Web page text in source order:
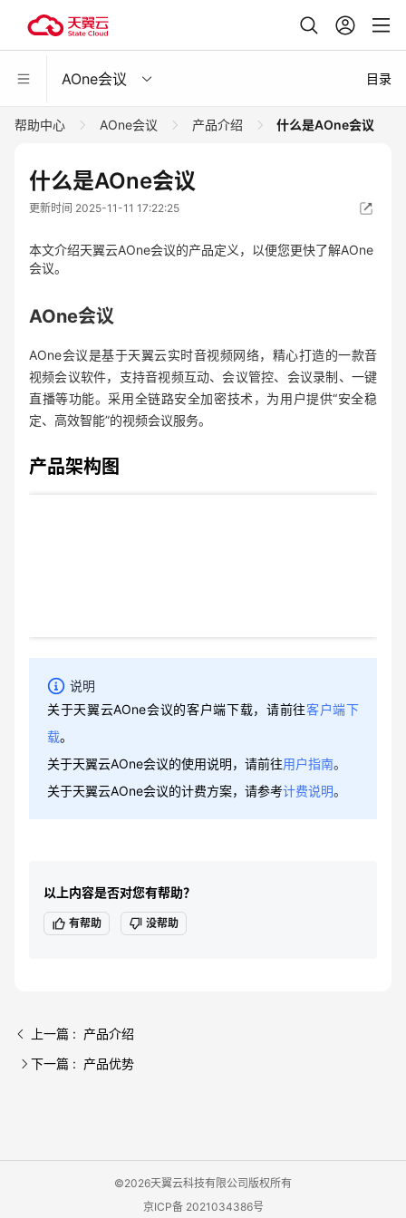
AOne会议 目录
帮助中心 AOne会议 产品介绍 什么是AOne会议
什么是AOne会议
更新时间 2025-11-11 17:22:25
本文介绍天翼云AOne会议的产品定义，以便您更快了解AOne
会议。
AOne会议
AOne会议是基于天翼云实时音视频网络，精心打造的一款音
视频会议软件，支持音视频互动、会议管控、会议录制、一键
直播等功能。采用全链路安全加密技术，为用户提供“安全稳
定、高效智能”的视频会议服务。
产品架构图
说明
关于天翼云AOne会议的客户端下载，请前往客户端下
载。
关于天翼云AOne会议的使用说明，请前往用户指南。
关于天翼云AOne会议的计费方案，请参考计费说明。
以上内容是否对您有帮助？
有帮助 没帮助
上一篇 : 产品介绍
下一篇 : 产品优势
©2026天翼云科技有限公司版权所有
京ICP备 2021034386号